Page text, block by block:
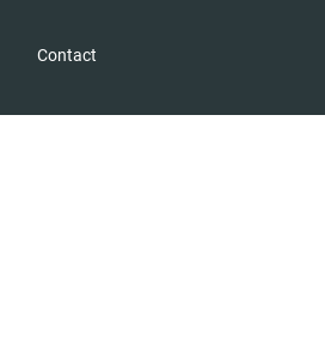
Contact